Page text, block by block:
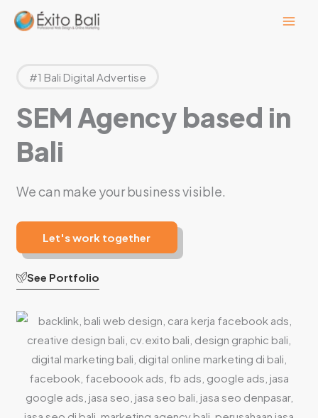
Lewati
#1 Bali Digital Advertise
SEM Agency based in
Bali
We can make your business visible.
Let's work together
See Portfolio